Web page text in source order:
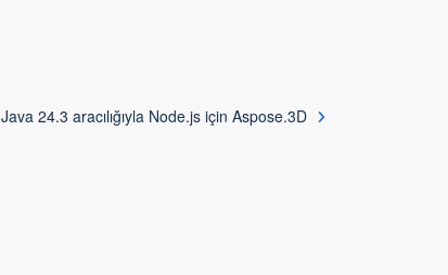
Java 24.3 aracılığıyla Node.js için Aspose.3D